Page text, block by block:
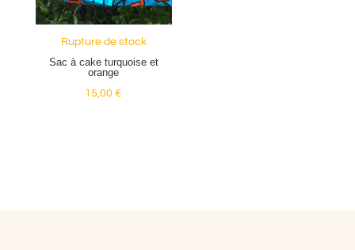
Rupture de stock
Sac à cake turquoise et
orange
15,00€